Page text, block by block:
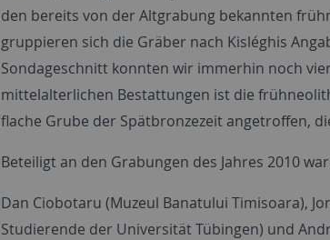
den bereits von der Altgrabung bekannten
gruppieren sich die Gräber nach Kisléghis
Sondageschnitt konnten wir immerhin noch
mittelalterlichen Bestattungen ist die
flache Grube der Spätbronzezeit angetroffen,
Beteiligt an den Grabungen des Jahres 2010
Dan Ciobotaru (Muzeul Banatului Timisoara),
Studierende der Universität Tübingen) und